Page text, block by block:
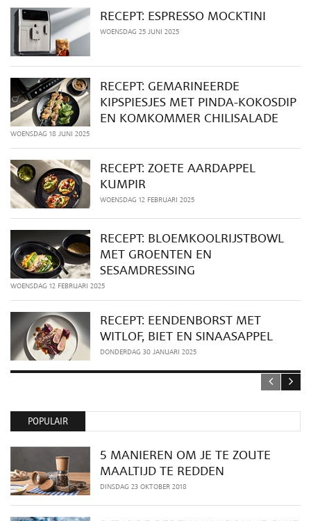
RECEPT: ESPRESSO MOCKTINI
WOENSDAG 25 JUNI 2025
RECEPT: GEMARINEERDE
KIPSPIESJES MET PINDA-KOKOSDIP
EN KOMKOMMER CHILISALADE
WOENSDAG 18 JUNI 2025
RECEPT: ZOETE AARDAPPEL
KUMPIR
WOENSDAG 12 FEBRUARI 2025
RECEPT: BLOEMKOOLRIJSTBOWL
MET GROENTEN EN
SESAMDRESSING
WOENSDAG 12 FEBRUARI 2025
RECEPT: EENDENBORST MET
WITLOF, BIET EN SINAASAPPEL
DONDERDAG 30 JANUARI 2025
POPULAIR
5 MANIEREN OM JE TE ZOUTE
MAALTIJD TE REDDEN
DINSDAG 23 OKTOBER 2018